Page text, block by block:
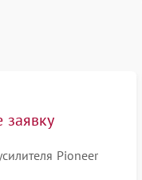
заявку
Pioneer